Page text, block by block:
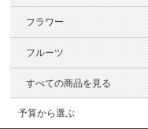
フラワー
フルーツ
すべての商品を見る
予算から選ぶ